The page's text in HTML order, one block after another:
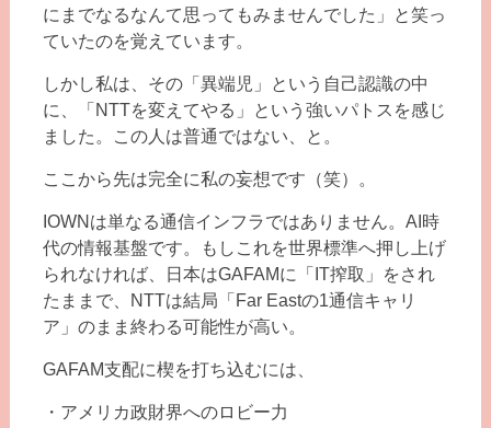
にまでなるなんて思ってもみませんでした」と笑っ
ていたのを覚えています。
しかし私は、その「異端児」という自己認識の中
に、「NTTを変えてやる」という強いパトスを感じ
ました。この人は普通ではない、と。
ここから先は完全に私の妄想です（笑）。
IOWNは単なる通信インフラではありません。AI時
代の情報基盤です。もしこれを世界標準へ押し上げ
られなければ、日本はGAFAMに「IT搾取」をされ
たままで、NTTは結局「Far Eastの1通信キャリ
ア」のまま終わる可能性が高い。
GAFAM支配に楔を打ち込むには、
・アメリカ政財界へのロビー力